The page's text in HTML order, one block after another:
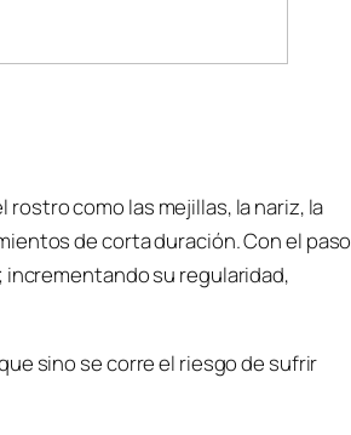
como las mejillas, la nariz, la
de corta duración. Con el paso
su regularidad,
sino se corre el riesgo de sufrir